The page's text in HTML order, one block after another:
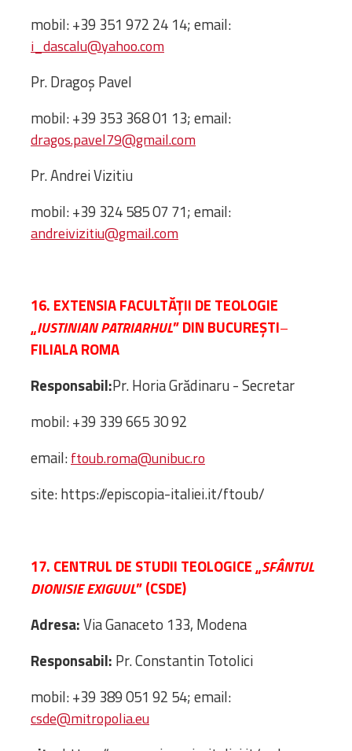
mobil: +39 351 972 24 14; email:
i_dascalu@yahoo.com
Pr. Dragoș Pavel
mobil: +39 353 368 01 13; email:
dragos.pavel79@gmail.com
Pr. Andrei Vizitiu
mobil: +39 324 585 07 71; email:
andreivizitiu@gmail.com
16. EXTENSIA FACULTĂȚII DE TEOLOGIE
„IUSTINIAN PATRIARHUL” DIN BUCUREȘTI–
FILIALA ROMA
Responsabil:Pr. Horia Grădinaru - Secretar
mobil: +39 339 665 30 92
email:ftoub.roma@unibuc.ro
site: https://episcopia-italiei.it/ftoub/
17. CENTRUL DE STUDII TEOLOGICE „SFÂNTUL
DIONISIE EXIGUUL” (CSDE)
Adresa:Via Ganaceto 133, Modena
Responsabil: Pr. Constantin Totolici
mobil: +39 389 051 92 54; email:
csde@mitropolia.eu